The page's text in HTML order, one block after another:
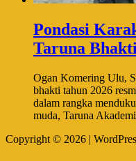
Pondasi
Taruna
Ogan Komering Ulu,
bhakti tahun 2026
dalam rangka
muda, Taruna Akademi
Copyright © 2026 |